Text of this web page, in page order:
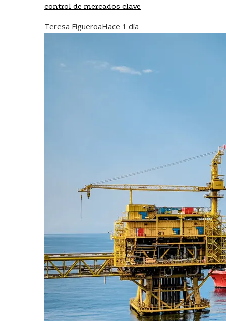
control de mercados clave
Teresa FigueroaHace 1 día